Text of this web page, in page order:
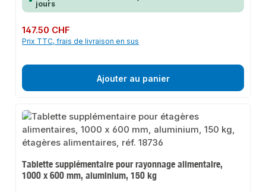
jours
Prix régulier :
147.50 CHF
Prix TTC, frais de livraison en sus
Ajouter au panier
Tablette supplémentaire pour rayonnage alimentaire,
1000 x 600 mm, aluminium, 150 kg